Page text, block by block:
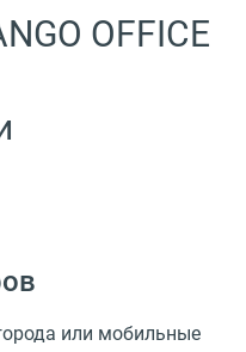
OFFICE
или мобильные